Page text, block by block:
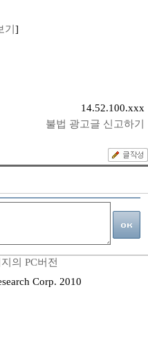
]
14.52.100.xxx
불법 광고글 신고하기
의 PC버전
Corp. 2010